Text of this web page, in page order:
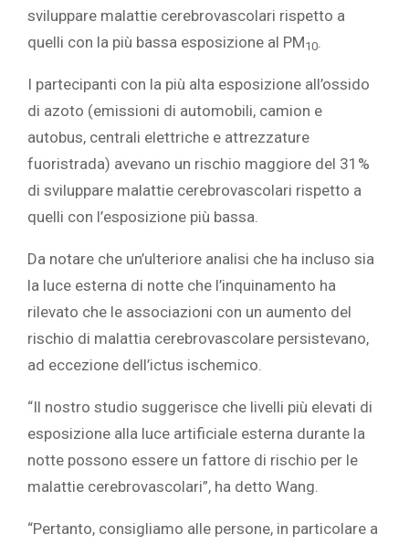
sviluppare malattie cerebrovascolari rispetto a
quelli con la più bassa esposizione al PM10.
I partecipanti con la più alta esposizione all’ossido
di azoto (emissioni di automobili, camion e
autobus, centrali elettriche e attrezzature
fuoristrada) avevano un rischio maggiore del 31%
di sviluppare malattie cerebrovascolari rispetto a
quelli con l’esposizione più bassa.
Da notare che un’ulteriore analisi che ha incluso sia
la luce esterna di notte che l’inquinamento ha
rilevato che le associazioni con un aumento del
rischio di malattia cerebrovascolare persistevano,
ad eccezione dell’ictus ischemico.
“Il nostro studio suggerisce che livelli più elevati di
esposizione alla luce artificiale esterna durante la
notte possono essere un fattore di rischio per le
malattie cerebrovascolari”, ha detto Wang.
“Pertanto, consigliamo alle persone, in particolare a